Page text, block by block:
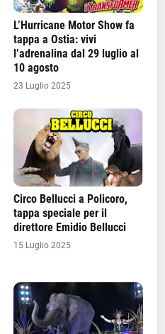
L’Hurricane Motor Show fa
tappa a Ostia: vivi
l’adrenalina dal 29 luglio al
10 agosto
23 Luglio 2025
Circo Bellucci a Policoro,
tappa speciale per il
direttore Emidio Bellucci
15 Luglio 2025